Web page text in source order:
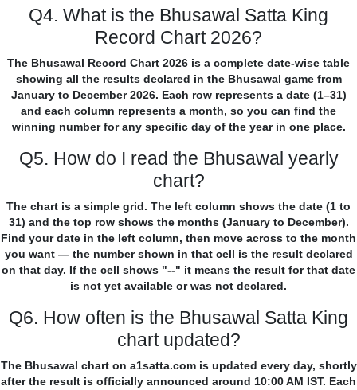
Q4. What is the Bhusawal Satta King
Record Chart 2026?
The Bhusawal Record Chart 2026 is a complete date-wise table
showing all the results declared in the Bhusawal game from
January to December 2026. Each row represents a date (1–31)
and each column represents a month, so you can find the
winning number for any specific day of the year in one place.
Q5. How do I read the Bhusawal yearly
chart?
The chart is a simple grid. The left column shows the date (1 to
31) and the top row shows the months (January to December).
Find your date in the left column, then move across to the month
you want — the number shown in that cell is the result declared
on that day. If the cell shows "--" it means the result for that date
is not yet available or was not declared.
Q6. How often is the Bhusawal Satta King
chart updated?
The Bhusawal chart on a1satta.com is updated every day, shortly
after the result is officially announced around 10:00 AM IST. Each